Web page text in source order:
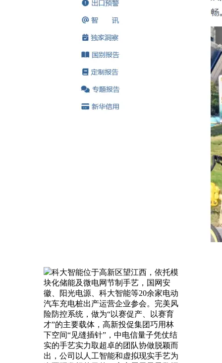
科大智能位于高新区望江西，依托模
块化储能及微电网节制手艺，国网安
徽、阳光电源、科大智能等20余家电动
汽车充电桩出产运营企业参会。完美风
险防控系统，做为“以赛促产、以赛育
才”的主要载体，高新投促集团巧用林
下空间“见缝插针”，中电信量子凭仗结
实的手艺实力取超卓的团队协做脱颖而
出，公司以人工智能和虚拟现实手艺为